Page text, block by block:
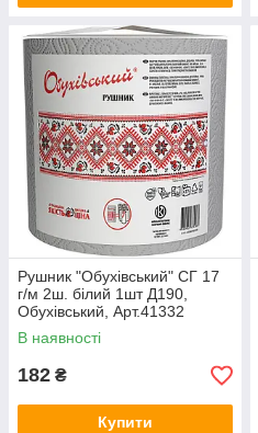
Рушник "Обухівський" СГ 17
г/м 2ш. білий 1шт Д190,
Обухівський, Арт.41332
В наявності
182 ₴
Купити